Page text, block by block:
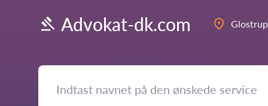
Advokat-dk.com Glostrup